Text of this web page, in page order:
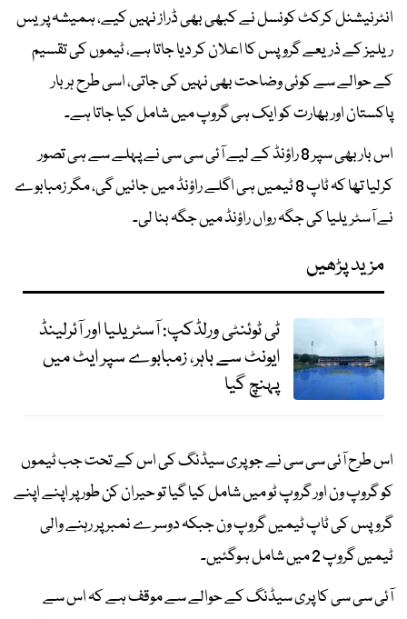
انٹرنیشنل کرکٹ کونسل نے کبھی بھی ڈراز نہیں کیے، ہمیشہ پریس
ریلیز کے ذریعے گروپس کا اعلان کر دیا جاتا ہے، ٹیموں کی تقسیم
کے حوالے سے کوئی وضاحت بھی نہیں کی جاتی، اسی طرح ہر بار
پاکستان اور بھارت کو ایک ہی گروپ میں شامل کیا جاتا ہے۔
اس بار بھی سپر 8 راؤنڈ کے لیے آئی سی سی نے پہلے سے ہی تصور
کرلیا تھا کہ ٹاپ 8 ٹیمیں ہی اگلے راؤنڈ میں جائیں گی، مگر زمبابوے
نے آسٹریلیا کی جگہ رواں راؤنڈ میں جگہ بنا لی۔
مزید پڑھیں
ٹی ٹوئنٹی ورلڈکپ: آسٹریلیا اور آئرلینڈ
ایونٹ سے باہر، زمبابوے سپر ایٹ میں
پہنچ گیا
اس طرح آئی سی سی نے جو پری سیڈنگ کی اس کے تحت جب ٹیموں
کو گروپ ون اور گروپ ٹو میں شامل کیا گیا تو حیران کن طور پر اپنے اپنے
گروپس کی ٹاپ ٹیمیں گروپ ون جبکہ دوسرے نمبر پر رہنے والی
ٹیمیں گروپ 2 میں شامل ہوگئیں۔
آئی سی سی کا پری سیڈنگ کے حوالے سے موقف ہے کہ اس سے